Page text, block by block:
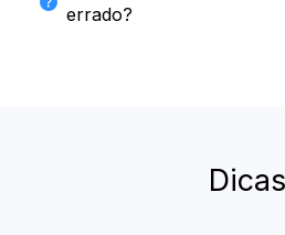
errado?
Dicas